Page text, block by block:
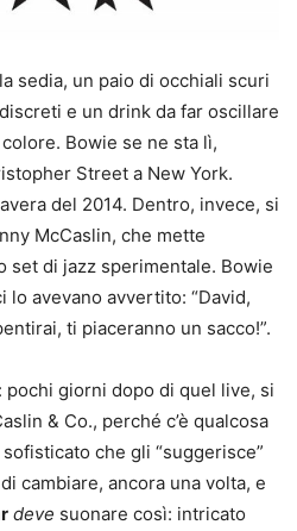
sedia, un paio di occhiali scuri
e un drink da far oscillare
Bowie se ne sta lì,
Street a New York.
del 2014. Dentro, invece, si
McCaslin, che mette
set di jazz sperimentale. Bowie
lo avevano avvertito: “David,
ti piaceranno un sacco!”.
giorni dopo di quel live, si
& Co., perché c’è qualcosa
che gli “suggerisce”
cambiare, ancora una volta, e
deve suonare così: intricato